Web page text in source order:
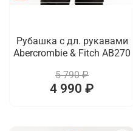
Рубашка с дл. рукавами
Abercrombie & Fitch AB270
5 790 ₽
4 990 ₽